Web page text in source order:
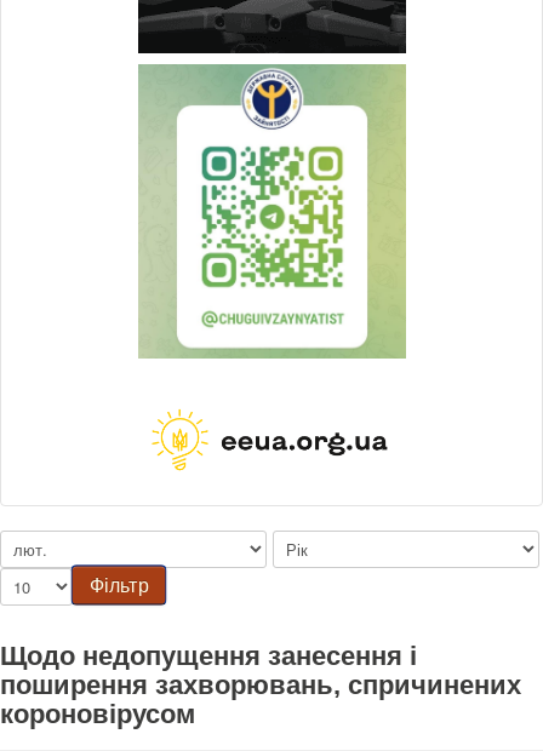
Фільтр
Щодо недопущення занесення і
поширення захворювань, спричинених
короновірусом